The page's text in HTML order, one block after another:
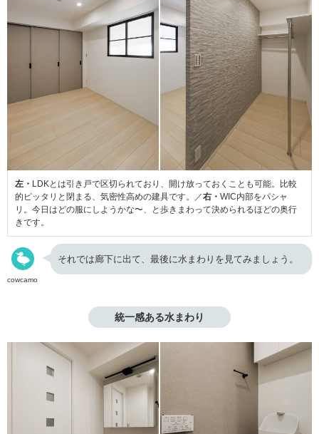
左・ LDKとは引き戸で区切られており、開け放っておくことも可能。比較
的ピッタリと閉まる、気密性高めの建具です。／右・ WIC内部をパシャ
リ。今日はどの服にしようかな〜、と歩きまわって決められるほどの奥行
きです。
cowcamo
それでは廊下に出て、最後に水まわりを見てみましょう。
統一感ある水まわり